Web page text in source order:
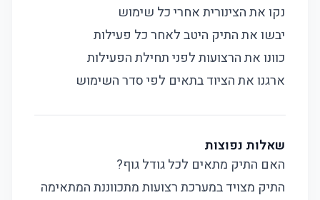
נקו את הצינורית אחרי כל שימוש
יבשו את התיק היטב לאחר כל פעילות
כוונו את הרצועות לפני תחילת הפעילות
ארגנו את הציוד בתאים לפי סדר השימוש
שאלות נפוצות
האם התיק מתאים לכל גודל גוף?
התיק מצויד במערכת רצועות מתכווננת המתאימה